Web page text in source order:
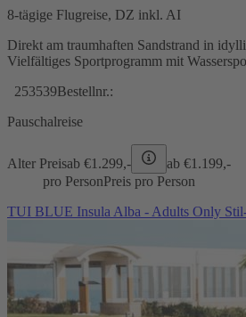
8-tägige Flugreise, DZ inkl. AI
Direkt am traumhaften Sandstrand in
Vielfältiges Sportprogramm mit
253539Bestellnr.:
Pauschalreise
Alter Preisab €1.299,- ab €1.199,-
pro PersonPreis pro Person
TUI BLUE Insula Alba - Adults Only